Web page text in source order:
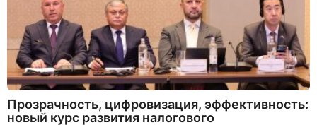
Прозрачность, цифровизация, эффективность:
новый курс развития налогового